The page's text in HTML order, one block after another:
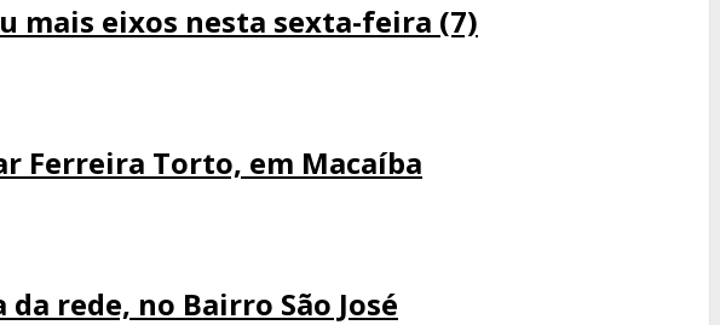
mais eixos nesta sexta-feira (7)
Ferreira Torto, em Macaíba
rede, no Bairro São José